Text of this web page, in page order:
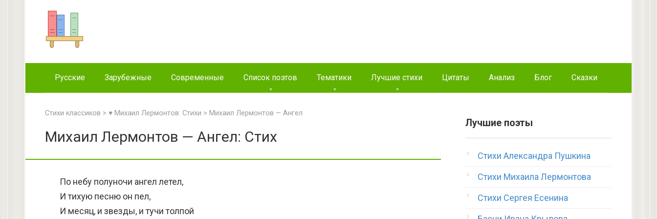
Русские Зарубежные Современные Список поэтов Тематики Лучшие стихи Цитаты Анализ Блог Сказки
Стихи классиков > ♥ Михаил Лермонтов: Стихи > Михаил Лермонтов — Ангел
Михаил Лермонтов — Ангел: Стих
По небу полуночи ангел летел,
И тихую песню он пел,
И месяц, и звезды, и тучи толпой
Лучшие поэты
Стихи Александра Пушкина
Стихи Михаила Лермонтова
Стихи Сергея Есенина